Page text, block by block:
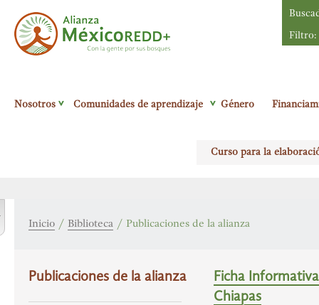
Filtro:
Nosotros Comunidades de aprendizaje Género
Curso para la
Inicio / Biblioteca / Publicaciones de la alianza
Publicaciones de la alianza
Ficha
Chiapas